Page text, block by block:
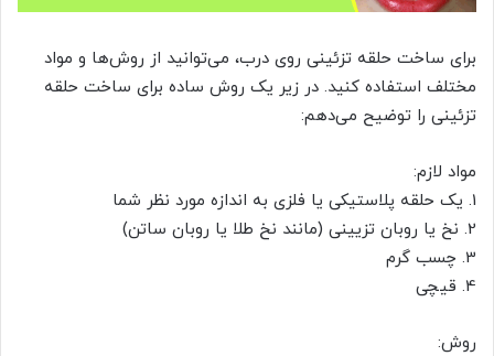
برای ساخت حلقه تزئینی روی درب، می‌توانید از روش‌ها و مواد
مختلف استفاده کنید. در زیر یک روش ساده برای ساخت حلقه
تزئینی را توضیح می‌دهم:
مواد لازم:
1. یک حلقه پلاستیکی یا فلزی به اندازه مورد نظر شما
2. نخ یا روبان تزیینی (مانند نخ طلا یا روبان ساتن)
3. چسب گرم
4. قیچی
روش: